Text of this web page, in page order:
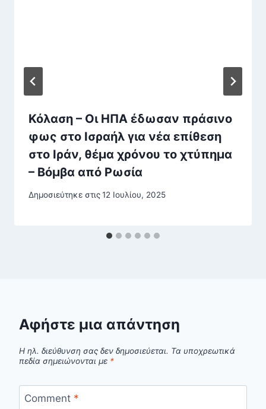
Κόλαση – Οι ΗΠΑ έδωσαν πράσινο
φως στο Ισραήλ για νέα επίθεση
στο Ιράν, θέμα χρόνου το χτύπημα
– Βόμβα από Ρωσία
Δημοσιεύτηκε στις12 Ιουλίου, 2025
Αφήστε μια απάντηση
Η ηλ. διεύθυνση σας δεν δημοσιεύεται. Τα υποχρεωτικά
πεδία σημειώνονται με *
Comment *